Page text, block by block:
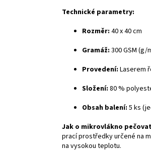
Technické parametry:
Rozměr: 40 x 40 cm
Gramáž: 300 GSM (g/
Provedení: Laserem
Složení: 80 %
Obsah balení: 5 ks
Jak o mikrovlákno
prací prostředky určené na
na vysokou teplotu.